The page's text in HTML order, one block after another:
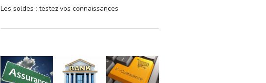
Les soldes : testez vos connaissances